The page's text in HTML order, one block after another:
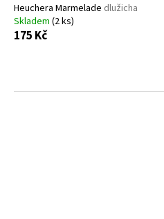
Heuchera Marmelade dlužicha
Skladem (2 ks)
175 Kč